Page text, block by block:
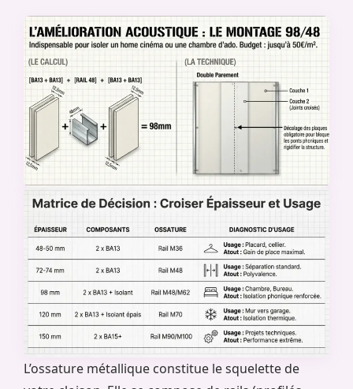
L’ossature métallique constitue le squelette de